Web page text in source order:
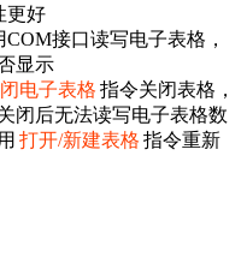
更好
接口读写电子表格，
显示
电子表格 指令关闭表格，
闭后无法读写电子表格数
打开/新建表格 指令重新